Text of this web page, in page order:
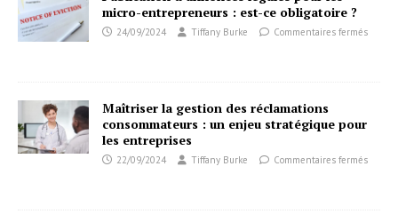
micro-entrepreneurs : est-ce obligatoire ?
24/09/2024 Tiffany Burke Commentaires fermés
Maîtriser la gestion des réclamations
consommateurs : un enjeu stratégique pour
les entreprises
22/09/2024 Tiffany Burke Commentaires fermés